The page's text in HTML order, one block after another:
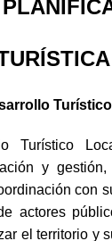
Turístico
y
con
actores
el territorio y